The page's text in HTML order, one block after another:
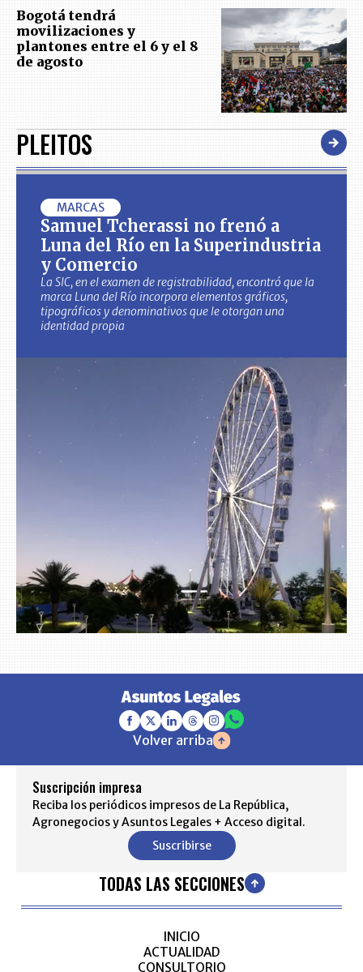
Bogotá tendrá
movilizaciones y
plantones entre el 6 y el 8
de agosto
PLEITOS
MARCAS
Samuel Tcherassi no frenó a
Luna del Río en la Superindustria
y Comercio
La SIC, en el examen de registrabilidad, encontró que la
marca Luna del Río incorpora elementos gráficos,
tipográficos y denominativos que le otorgan una
identidad propia
Volver arriba
Suscripción impresa
Reciba los periódicos impresos de La República,
Agronegocios y Asuntos Legales + Acceso digital.
Suscribirse
TODAS LAS SECCIONES
INICIO
ACTUALIDAD
CONSULTORIO